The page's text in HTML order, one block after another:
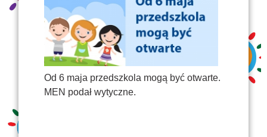
Od 6 maja przedszkola mogą być otwarte.
MEN podał wytyczne.